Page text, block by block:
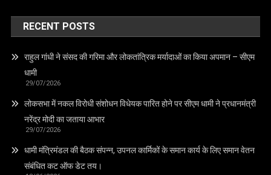
RECENT POSTS
राहुल गांधी ने संसद की गरिमा और लोकतांत्रिक मर्यादाओं का किया अपमान – सीएम
धामी
29/07/2026
लोकसभा में नकल विरोधी संशोधन विधेयक पारित होने पर सीएम धामी ने प्रधानमंत्री
नरेंद्र मोदी का जताया आभार
29/07/2026
धामी मंत्रिमंडल की बैठक संपन्न, उपनल कार्मिकों के समान कार्य के लिए समान वेतन
संबंधित कट ऑफ डेट तय।